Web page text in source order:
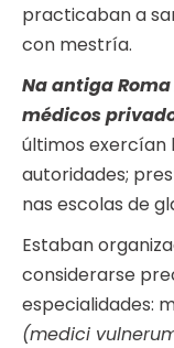
practicaban a
con mestría.
Na antiga
médicos
últimos exercían
autoridades;
nas escolas de
Estaban
considerarse
especialidades:
(medici